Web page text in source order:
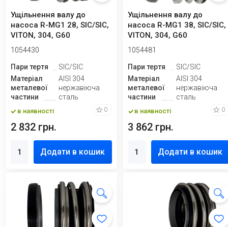
Ущільнення валу до
насоса R-MG1 28, SIC/SIC,
VITON, 304, G60
1054430
Пари тертя
SIC/SIC
Матеріал
металевої
частини
AISI 304
нержавіюча
сталь
в наявності 0
2 832 грн.
Додати в кошик
Ущільнення валу до
насоса R-MG1 38, SIC/SIC,
VITON, 304, G60
1054481
Пари тертя
SIC/SIC
Матеріал
металевої
частини
AISI 304
нержавіюча
сталь
в наявності 0
3 862 грн.
Додати в кошик